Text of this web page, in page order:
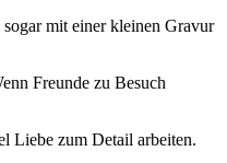
mit einer kleinen‍ Gravur
Freunde zu Besuch​
‌Liebe zum Detail arbeiten.